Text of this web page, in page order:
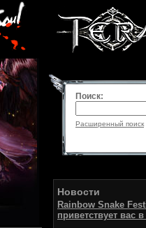
Поиск:
Расширенный поиск
Новости
Rainbow Snake
приветствует вас в